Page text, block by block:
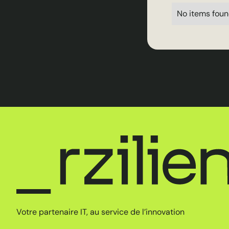
No items
Votre partenaire IT, au service de l’innovation